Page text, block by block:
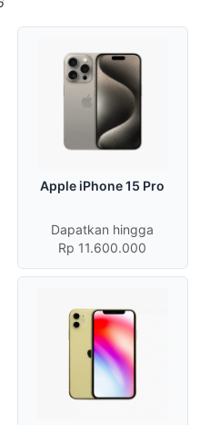
Apple iPhone 15 Pro
Dapatkan hingga
Rp 11.600.000